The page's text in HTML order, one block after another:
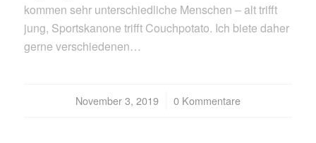
kommen sehr unterschiedliche Menschen – alt trifft
jung, Sportskanone trifft Couchpotato. Ich biete daher
gerne verschiedenen…
November 3, 2019
/ 0 Kommentare